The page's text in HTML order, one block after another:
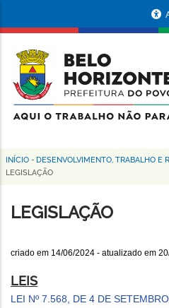
conteúdo
principal
da
Prefeitura
de
Horizonte
Trilha
navegação
INÍCIO - DESENVOLVIMENTO, TRABALHO E
LEGISLAÇÃO
LEGISLAÇÃO
criado em 14/06/2024 - atualizado em
LEIS
LEI Nº 7.568, DE 4 DE